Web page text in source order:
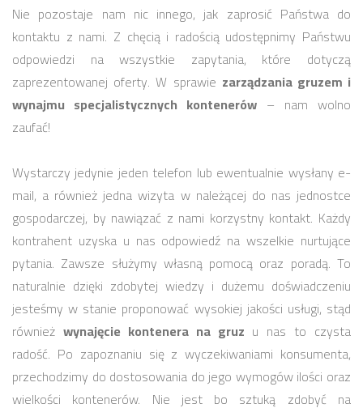
Nie pozostaje nam nic innego, jak zaprosić Państwa do
kontaktu z nami. Z chęcią i radością udostępnimy Państwu
odpowiedzi na wszystkie zapytania, które dotyczą
zaprezentowanej oferty. W sprawie zarządzania gruzem i
wynajmu specjalistycznych kontenerów – nam wolno
zaufać!
Wystarczy jedynie jeden telefon lub ewentualnie wysłany e-
mail, a również jedna wizyta w należącej do nas jednostce
gospodarczej, by nawiązać z nami korzystny kontakt. Każdy
kontrahent uzyska u nas odpowiedź na wszelkie nurtujące
pytania. Zawsze służymy własną pomocą oraz poradą. To
naturalnie dzięki zdobytej wiedzy i dużemu doświadczeniu
jesteśmy w stanie proponować wysokiej jakości usługi, stąd
również wynajęcie kontenera na gruz u nas to czysta
radość. Po zapoznaniu się z wyczekiwaniami konsumenta,
przechodzimy do dostosowania do jego wymogów ilości oraz
wielkości kontenerów. Nie jest bo sztuką zdobyć na